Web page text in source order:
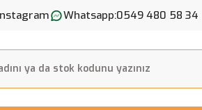
Whatsapp:0549 480 58 34